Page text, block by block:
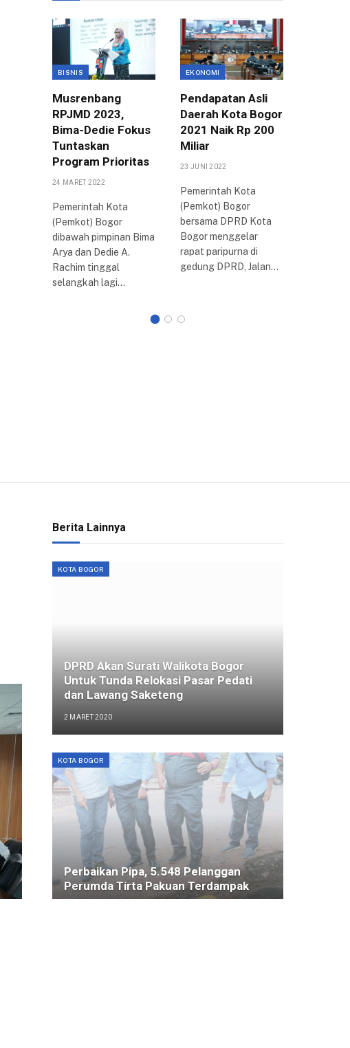
BISNIS
Musrenbang
RPJMD 2023,
Bima-Dedie Fokus
Tuntaskan
Program Prioritas
24 MARET 2022
Pemerintah Kota
(Pemkot) Bogor
dibawah pimpinan Bima
Arya dan Dedie A.
Rachim tinggal
selangkah lagi…
EKONOMI
Pendapatan Asli
Daerah Kota Bogor
2021 Naik Rp 200
Miliar
23 JUNI 2022
Pemerintah Kota
(Pemkot) Bogor
bersama DPRD Kota
Bogor menggelar
rapat paripurna di
gedung DPRD, Jalan…
Berita Lainnya
KOTA BOGOR
DPRD Akan Surati Walikota Bogor
Untuk Tunda Relokasi Pasar Pedati
dan Lawang Saketeng
2 MARET 2020
KOTA BOGOR
Perbaikan Pipa, 5.548 Pelanggan
Perumda Tirta Pakuan Terdampak